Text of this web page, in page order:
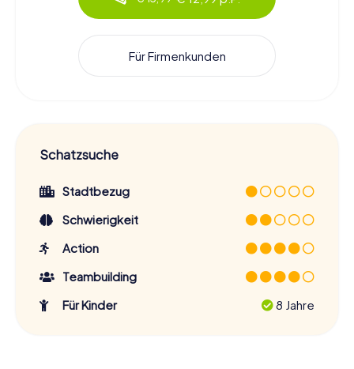
Für Firmenkunden
Schatzsuche
Stadtbezug
Schwierigkeit
Action
Teambuilding
Für Kinder
8 Jahre